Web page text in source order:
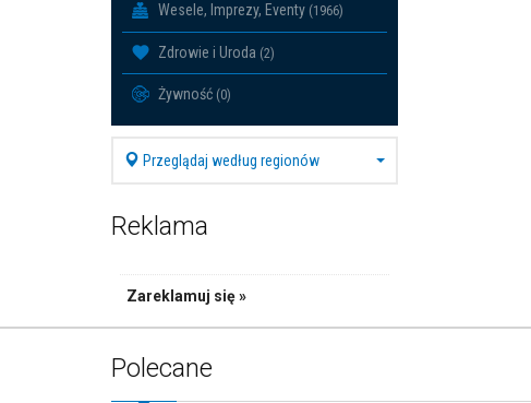
Wesele, Imprezy, Eventy (1966)
Zdrowie i Uroda (2)
Żywność (0)
Przeglądaj według regionów
Reklama
Zareklamuj się »
Polecane